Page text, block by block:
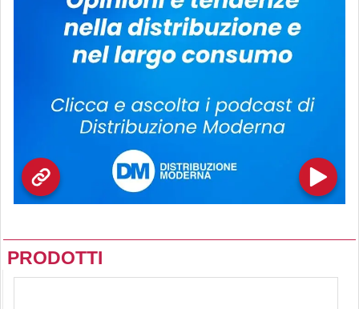
PRODOTTI